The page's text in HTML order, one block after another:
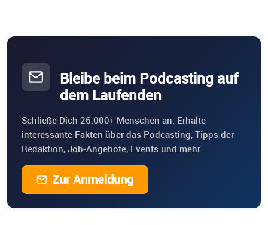
Bleibe beim Podcasting auf
dem Laufenden
Schließe Dich 26.000+ Menschen an. Erhalte
interessante Fakten über das Podcasting, Tipps der
Redaktion, Job-Angebote, Events und mehr.
Zur Anmeldung